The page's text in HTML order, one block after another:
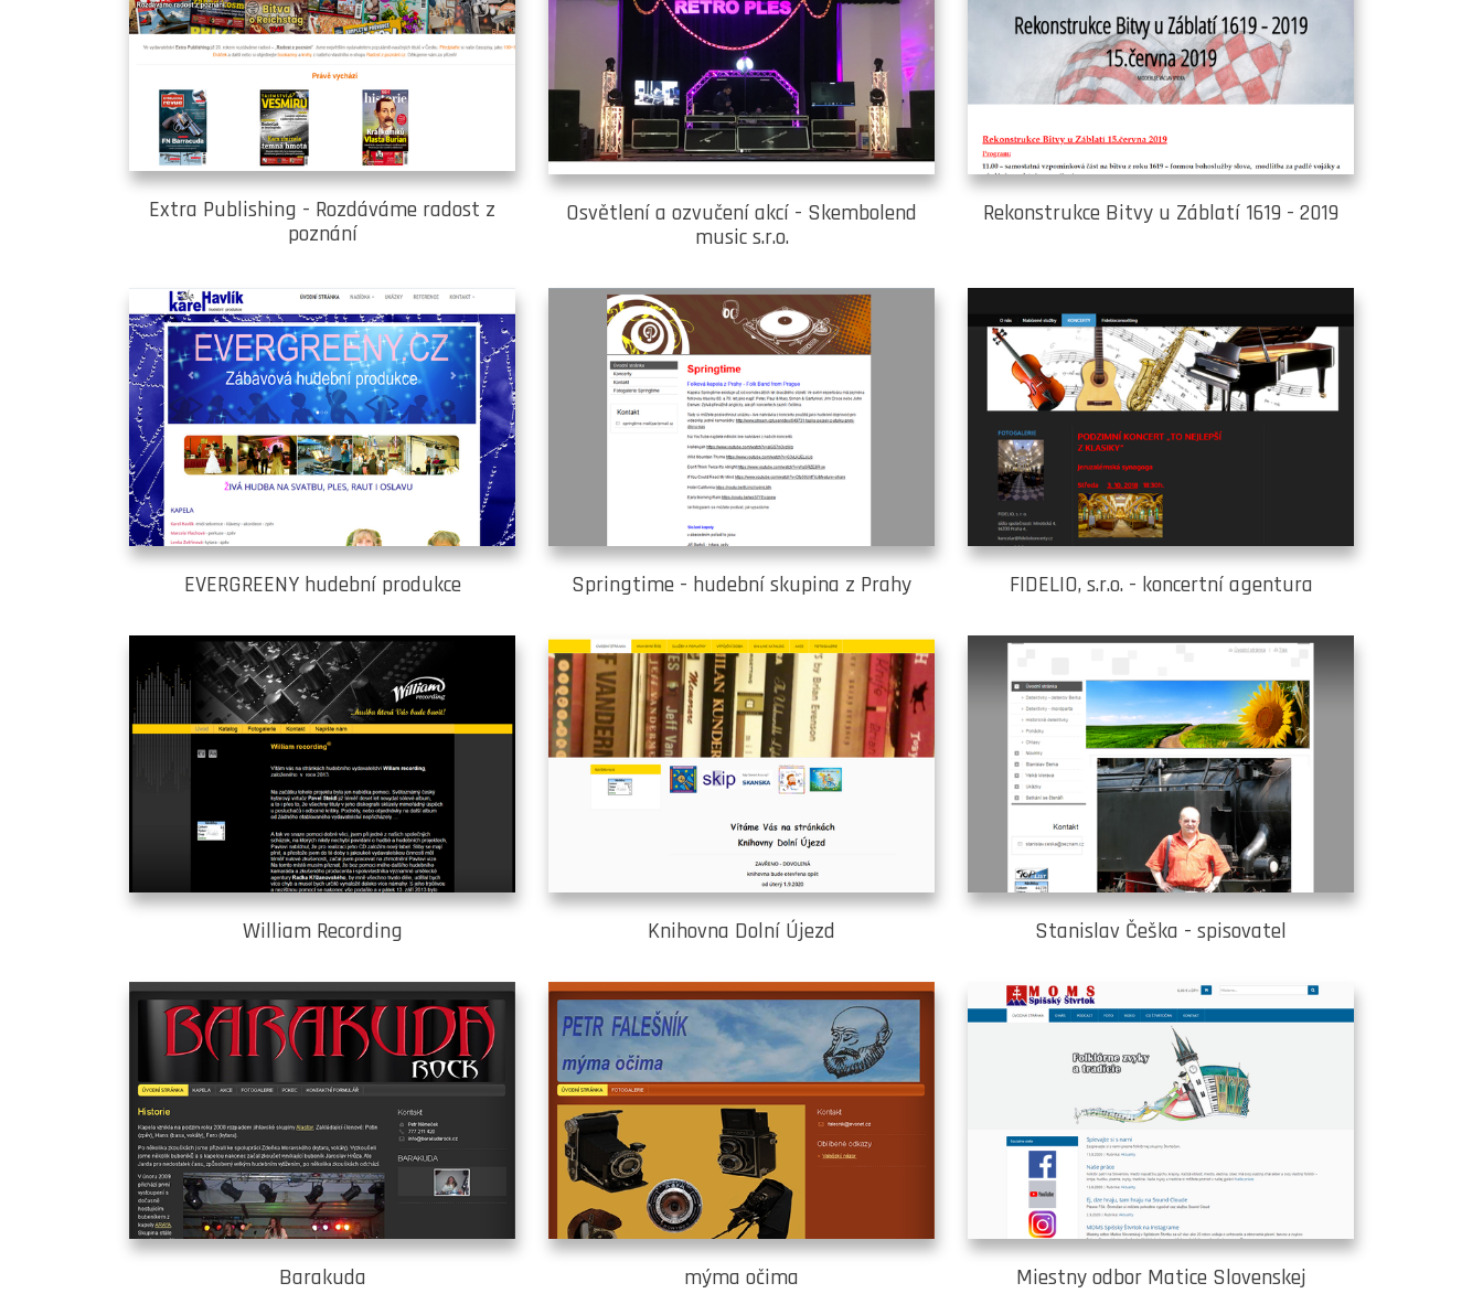
Extra Publishing - Rozdáváme radost z
poznání
Osvětlení a ozvučení akcí - Skembolend
music s.r.o.
Rekonstrukce Bitvy u Záblatí 1619 - 2019
EVERGREENY hudební produkce Springtime - hudební skupina z Prahy FIDELIO, s.r.o. - koncertní agentura
William Recording Knihovna Dolní Újezd Stanislav Češka - spisovatel
Barakuda mýma očima Miestny odbor Matice Slovenskej